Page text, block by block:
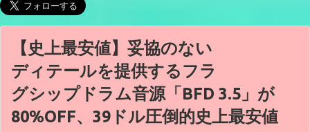
【史上最安値】妥協のない
ディテールを提供するフラ
グシップドラム音源「BFD 3.5」が
80%OFF、39ドル圧倒的史上最安値